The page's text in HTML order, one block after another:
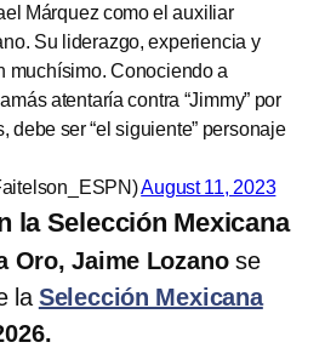
Márquez como el auxiliar
Su liderazgo, experiencia y
muchísimo. Conociendo a
atentaría contra “Jimmy” por
debe ser “el siguiente” personaje
August 11, 2023
la Selección Mexicana
Oro, Jaime Lozanose
la Selección Mexicana